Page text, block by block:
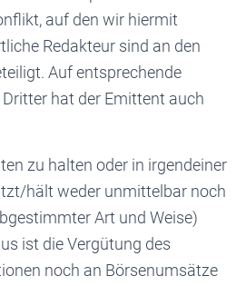
auf den wir hiermit
Redakteur sind an den
Auf entsprechende
hat der Emittent auch
zu halten oder in irgendeiner
hält weder unmittelbar noch
Art und Weise)
ist die Vergütung des
noch an Börsenumsätze